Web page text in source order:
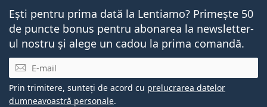
Ești pentru prima dată la Lentiamo? Primește 50
de puncte bonus pentru abonarea la newsletter-
ul nostru și alege un cadou la prima comandă.
E-mail
Prin trimitere, sunteți de acord cu prelucrarea datelor
dumneavoastră personale.